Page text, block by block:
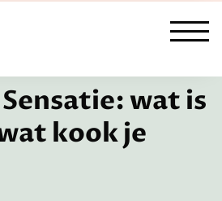
wat is
kook je